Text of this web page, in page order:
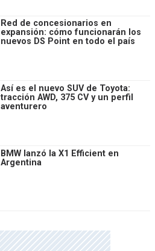
Red de concesionarios en
expansión: cómo funcionarán los
nuevos DS Point en todo el país
Así es el nuevo SUV de Toyota:
tracción AWD, 375 CV y un perfil
aventurero
BMW lanzó la X1 Efficient en
Argentina